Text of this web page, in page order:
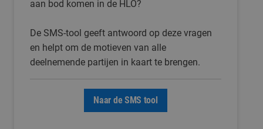
aan bod komen in de HLO?
De SMS-tool geeft antwoord op deze vragen
en helpt om de motieven van alle
deelnemende partijen in kaart te brengen.
Naar de SMS tool